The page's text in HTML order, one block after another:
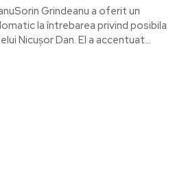
Grindeanu a oferit un
la întrebarea privind posibila
Nicușor Dan. El a accentuat...